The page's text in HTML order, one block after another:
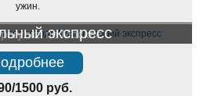
ужин.
по Москве
экспресс
1500 руб.